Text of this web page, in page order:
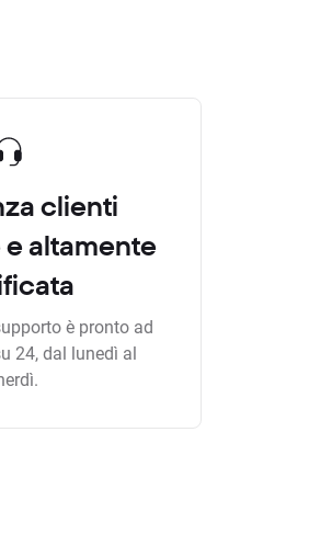
clienti
altamente
è pronto ad
24, dal lunedì al